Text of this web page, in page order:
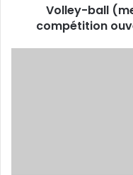
Volley-ball
compétition